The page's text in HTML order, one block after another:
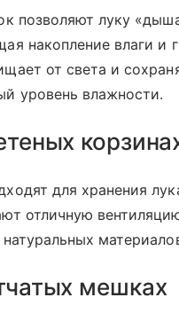
позволяют луку
накопление влаги и
от света и
уровень влажности.
для хранения
отличную
натуральных
мешках